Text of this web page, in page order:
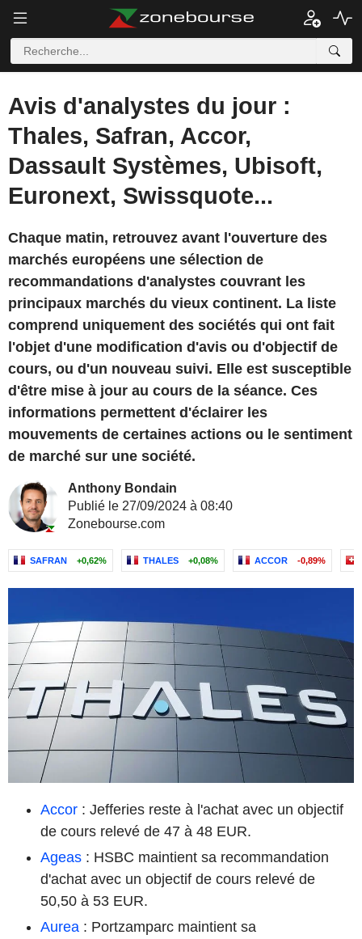
Avis d'analystes du jour :
Thales, Safran, Accor,
Dassault Systèmes, Ubisoft,
Euronext, Swissquote...
Chaque matin, retrouvez avant l'ouverture des
marchés européens une sélection de
recommandations d'analystes couvrant les
principaux marchés du vieux continent. La liste
comprend uniquement des sociétés qui ont fait
l'objet d'une modification d'avis ou d'objectif de
cours, ou d'un nouveau suivi. Elle est susceptible
d'être mise à jour au cours de la séance. Ces
informations permettent d'éclairer les
mouvements de certaines actions ou le sentiment
de marché sur une société.
Anthony Bondain
Publié le 27/09/2024 à 08:40
Zonebourse.com
SAFRAN +0,62% THALES +0,08% ACCOR -0,89%
Accor : Jefferies reste à l'achat avec un objectif
de cours relevé de 47 à 48 EUR.
Ageas : HSBC maintient sa recommandation
d'achat avec un objectif de cours relevé de
50,50 à 53 EUR.
Aurea : Portzamparc maintient sa